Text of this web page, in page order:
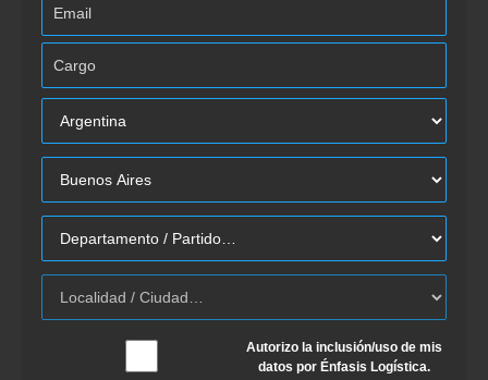
Autorizo la inclusión/uso de mis
datos por Énfasis Logística.